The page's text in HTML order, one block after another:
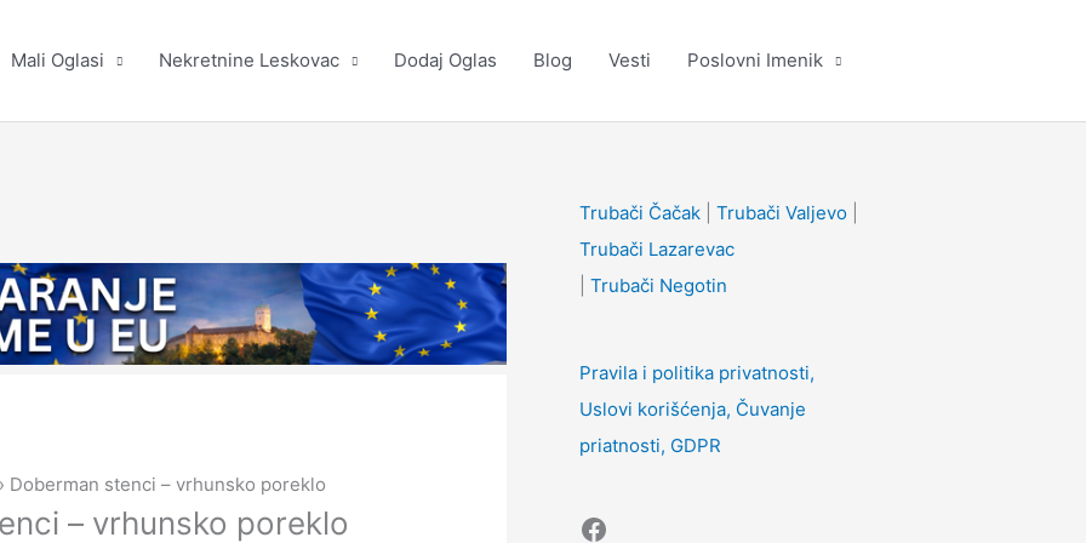
Mali Oglasi Nekretnine Leskovac Dodaj Oglas Blog Vesti Poslovni Imenik
Doberman stenci – vrhunsko poreklo
– vrhunsko poreklo
Trubači Čačak Trubači Valjevo
Trubači Lazarevac
Trubači Negotin
Pravila i politika privatnosti,
Uslovi korišćenja, Čuvanje
priatnosti, GDPR